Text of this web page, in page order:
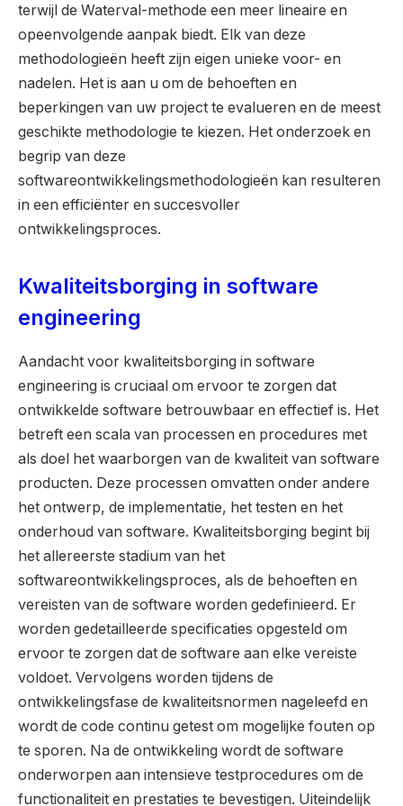
terwijl de Waterval-methode een meer lineaire en
opeenvolgende aanpak biedt. Elk van deze
methodologieën heeft zijn eigen unieke voor- en
nadelen. Het is aan u om de behoeften en
beperkingen van uw project te evalueren en de meest
geschikte methodologie te kiezen. Het onderzoek en
begrip van deze
softwareontwikkelingsmethodologieën kan resulteren
in een efficiënter en succesvoller
ontwikkelingsproces.
Kwaliteitsborging in software
engineering
Aandacht voor kwaliteitsborging in software
engineering is cruciaal om ervoor te zorgen dat
ontwikkelde software betrouwbaar en effectief is. Het
betreft een scala van processen en procedures met
als doel het waarborgen van de kwaliteit van software
producten. Deze processen omvatten onder andere
het ontwerp, de implementatie, het testen en het
onderhoud van software. Kwaliteitsborging begint bij
het allereerste stadium van het
softwareontwikkelingsproces, als de behoeften en
vereisten van de software worden gedefinieerd. Er
worden gedetailleerde specificaties opgesteld om
ervoor te zorgen dat de software aan elke vereiste
voldoet. Vervolgens worden tijdens de
ontwikkelingsfase de kwaliteitsnormen nageleefd en
wordt de code continu getest om mogelijke fouten op
te sporen. Na de ontwikkeling wordt de software
onderworpen aan intensieve testprocedures om de
functionaliteit en prestaties te bevestigen. Uiteindelijk